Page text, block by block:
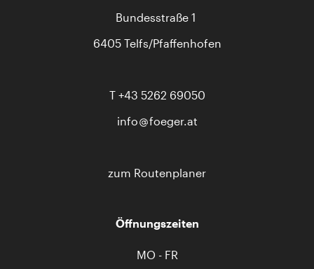
Bundesstraße 1
6405 Telfs/Pfaffenhofen
T +43 5262 69050
info
foeger.at
zum Routenplaner
Öffnungszeiten
MO - FR